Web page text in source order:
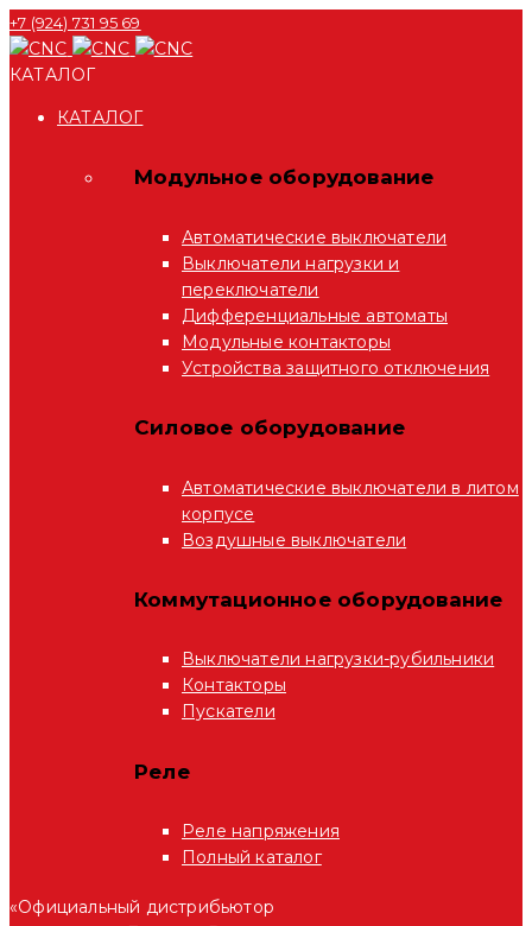
+7 (924) 731 95 69
КАТАЛОГ
КАТАЛОГ
Модульное оборудование
Автоматические выключатели
Выключатели нагрузки и
переключатели
Дифференциальные автоматы
Модульные контакторы
Устройства защитного отключения
Силовое оборудование
Автоматические выключатели в литом
корпусе
Воздушные выключатели
Коммутационное оборудование
Выключатели нагрузки-рубильники
Контакторы
Пускатели
Реле
Реле напряжения
Полный каталог
«Официальный дистрибьютор